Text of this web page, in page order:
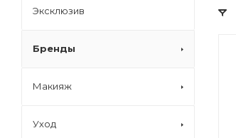
Эксклюзив
Бренды
Макияж
Уход